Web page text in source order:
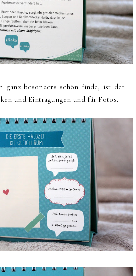
ganz besonders schön finde, ist der
und Eintragungen und für Fotos.